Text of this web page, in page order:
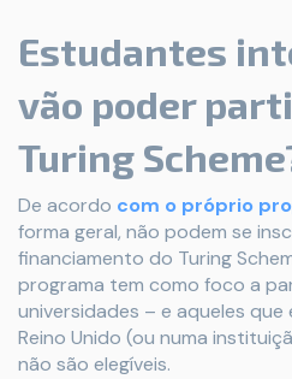
Estudantes
vão poder
Turing
De acordo com o próprio
forma geral, não podem se
financiamento do Turing
programa tem como foco a
universidades – e aqueles
Reino Unido (ou numa
não são elegíveis.